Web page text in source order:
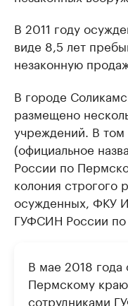
В 2011 году
виде 8,5 лет
незаконную
В городе
размещено
учреждений. В том
(официальное
России по
колония строгого
осужденных, ФКУ
ГУФСИН России
В мае 2018
Пермскому
сотрудниками